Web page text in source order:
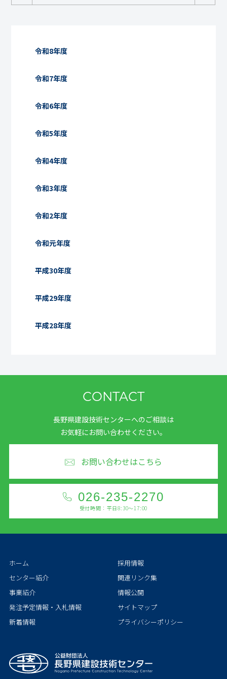
令和8年度
令和7年度
令和6年度
令和5年度
令和4年度
令和3年度
令和2年度
令和元年度
平成30年度
平成29年度
平成28年度
CONTACT
長野県建設技術センターへのご相談は
お気軽にお問い合わせください。
お問い合わせはこちら
026-235-2270
受付時間：平日8:30～17:00
ホーム
センター紹介
事業紹介
発注予定情報・入札情報
新着情報
採用情報
関連リンク集
情報公開
サイトマップ
プライバシーポリシー